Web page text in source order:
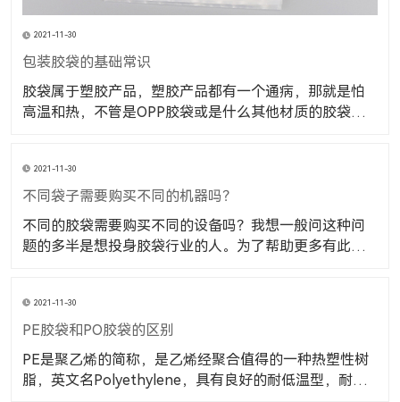
2021-11-30
包装胶袋的基础常识
胶袋属于塑胶产品，塑胶产品都有一个通病，那就是怕
高温和热，不管是OPP胶袋或是什么其他材质的胶袋都
的种类，样式都很多，我们在选择和使用时都要注意，
我们要使用的是什么样式的胶袋，样式平口、自粘、
2021-11-30
不同袋子需要购买不同的机器吗？
不同的胶袋需要购买不同的设备吗？我想一般问这种问
题的多半是想投身胶袋行业的人。为了帮助更多有此疑
不同的胶袋对于设备的要求不一样，就拿首要步骤的吹
膜机来说吧。首先大家要先了解到塑料袋的材料有多样
2021-11-30
PE胶袋和PO胶袋的区别
PE是聚乙烯的简称，是乙烯经聚合值得的一种热塑性树
脂，英文名Polyethylene，具有良好的耐低温型，耐腐